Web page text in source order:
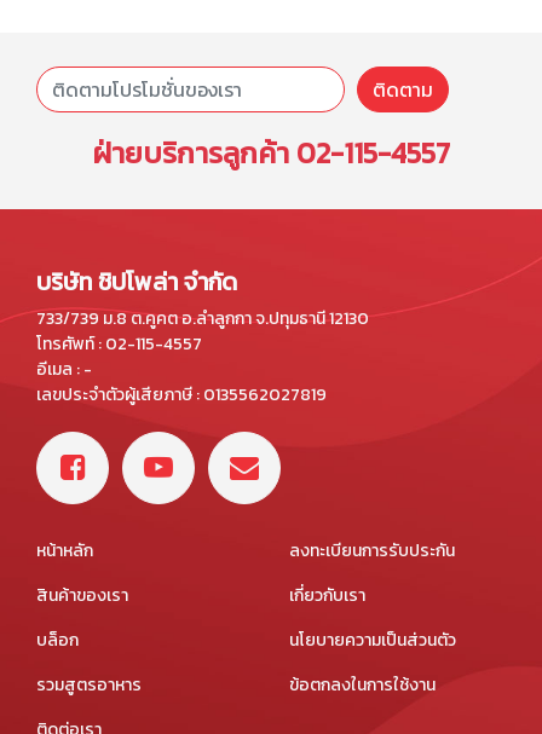
ติดตาม
ฝ่ายบริการลูกค้า 02-115-4557
บริษัท ชิปโพล่า จำกัด
733/739 ม.8 ต.คูคต อ.ลำลูกกา จ.ปทุมธานี 12130
โทรศัพท์ : 02-115-4557
อีเมล : -
เลขประจำตัวผู้เสียภาษี : 0135562027819
หน้าหลัก
สินค้าของเรา
บล็อก
รวมสูตรอาหาร
ลงทะเบียนการรับประกัน
เกี่ยวกับเรา
นโยบายความเป็นส่วนตัว
ข้อตกลงในการใช้งาน